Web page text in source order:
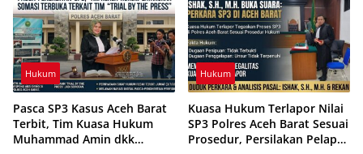
Hukum
Pasca SP3 Kasus Aceh Barat
Terbit, Tim Kuasa Hukum
Muhammad Amin dkk
Hukum
Kuasa Hukum Terlapor Nilai
SP3 Polres Aceh Barat Sesuai
Prosedur, Persilakan Pelapor